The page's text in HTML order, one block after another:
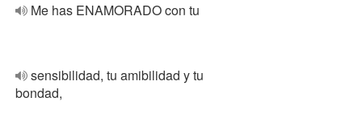
Me has ENAMORADO con tu
sensibilidad, tu amibilidad y tu
bondad,